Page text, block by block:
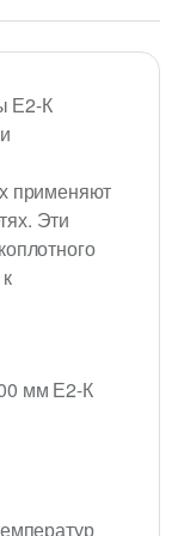
Е2-К
применяют
Эти
мм Е2-К